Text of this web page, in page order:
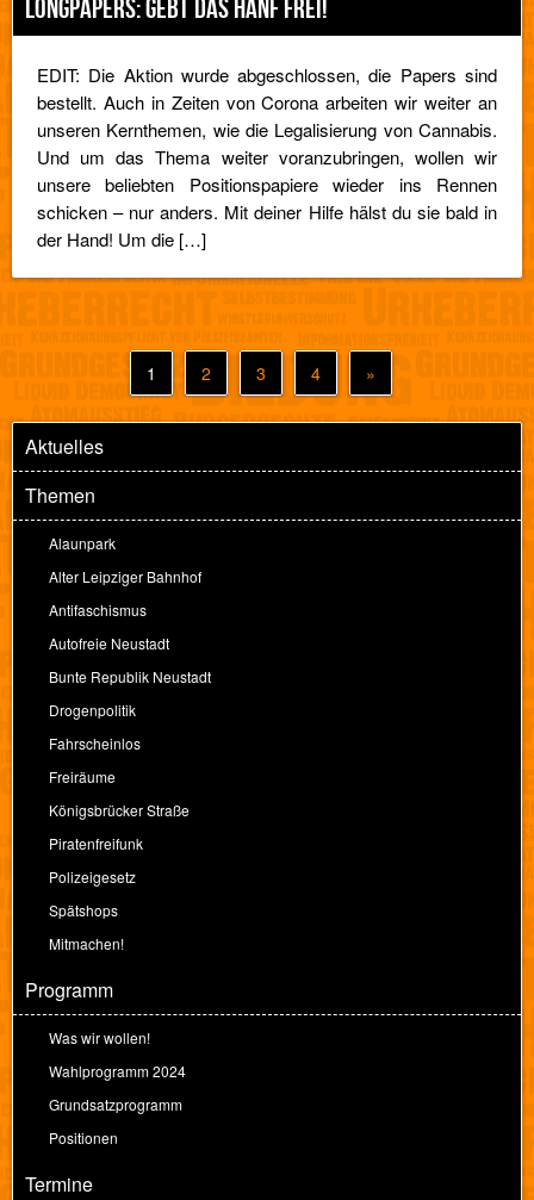
LONGPAPERS: GEBT DAS HANF FREI!
EDIT: Die Aktion wurde abgeschlossen, die Papers sind
bestellt. Auch in Zeiten von Corona arbeiten wir weiter an
unseren Kernthemen, wie die Legalisierung von Cannabis.
Und um das Thema weiter voranzubringen, wollen wir
unsere beliebten Positionspapiere wieder ins Rennen
schicken – nur anders. Mit deiner Hilfe hälst du sie bald in
der Hand! Um die […]
1 2 3 4 »
Aktuelles
Themen
Alaunpark
Alter Leipziger Bahnhof
Antifaschismus
Autofreie Neustadt
Bunte Republik Neustadt
Drogenpolitik
Fahrscheinlos
Freiräume
Königsbrücker Straße
Piratenfreifunk
Polizeigesetz
Spätshops
Mitmachen!
Programm
Was wir wollen!
Wahlprogramm 2024
Grundsatzprogramm
Positionen
Termine